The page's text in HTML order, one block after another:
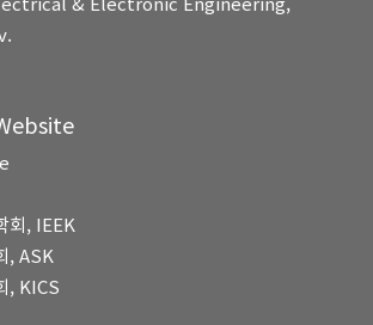
회, IEEK
, ASK
, KICS